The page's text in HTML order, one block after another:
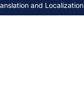
and Localization